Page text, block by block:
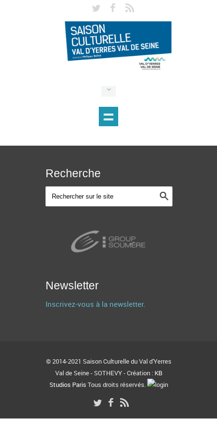
Recherche
Newsletter
Inscrivez-vous à la newsletter.
© 2014-2021 Saison Culturelle du Val d'Yerres
Val de Seine - SOTHEVY - Création : KB
Studios Paris Tous droits réservés.